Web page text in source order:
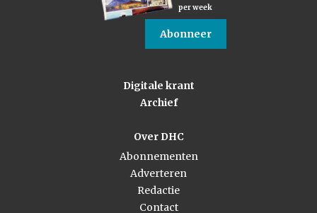
per week
Abonneer
Digitale krant
Archief
Over DHC
Abonnementen
Adverteren
Redactie
Contact